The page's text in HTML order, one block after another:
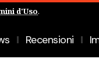
d'Uso.
Recensioni